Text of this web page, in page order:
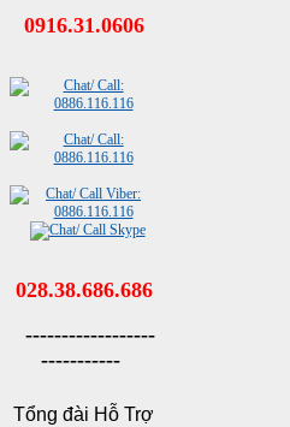
0916.31.0606
028.38.686.686
------------------
-----------
Tổng đài Hỗ Trợ